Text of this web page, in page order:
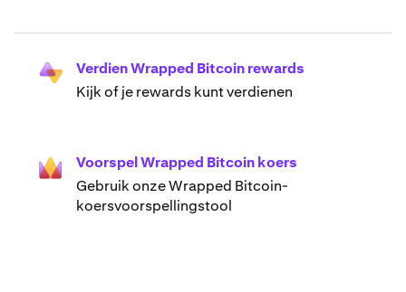
Verdien Wrapped Bitcoin rewards
Kijk of je rewards kunt verdienen
Voorspel Wrapped Bitcoin koers
Gebruik onze Wrapped Bitcoin-
koersvoorspellingstool